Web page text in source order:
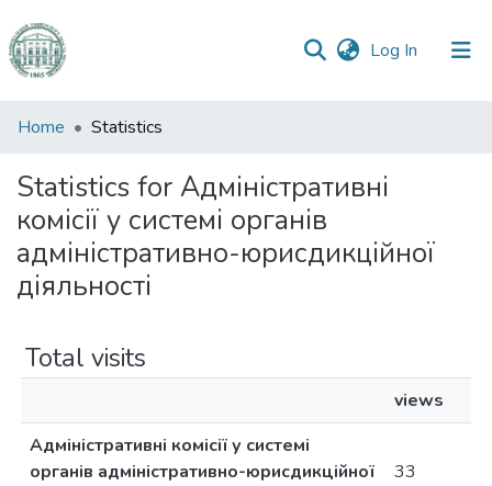
Log In (current)
Communities
Collections
All of DSpace
Home Statistics
Statistics for Адміністративні
комісії у системі органів
адміністративно-юрисдикційної
діяльності
Total visits
views
Адміністративні комісії у системі
органів адміністративно-юрисдикційної
33